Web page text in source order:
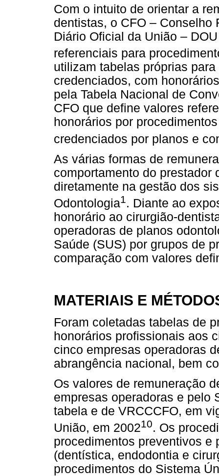
Com o intuito de orientar a
dentistas, o CFO – Conselho
Diário Oficial da União –
referenciais para
utilizam tabelas próprias
credenciados, com
pela Tabela Nacional de
CFO que define valores
honorários por
credenciados por planos e
As várias formas de
comportamento do prestador
diretamente na gestão dos
Odontologia1. Diante ao
honorário ao cirurgião-
operadoras de planos
Saúde (SUS) por grupos de
comparação com valores
MATERIAIS E
Foram coletadas tabelas de
honorários profissionais aos
cinco empresas operadoras
abrangência nacional, bem
Os valores de remuneração
empresas operadoras e pelo
tabela e de VRCCCFO, em
União, em 200210. Os
procedimentos preventivos e
(dentística, endodontia e
procedimentos do Sistema